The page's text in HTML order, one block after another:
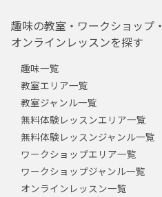
趣味の教室・ワークショップ・
オンラインレッスンを探す
趣味一覧
教室エリア一覧
教室ジャンル一覧
無料体験レッスンエリア一覧
無料体験レッスンジャンル一覧
ワークショップエリア一覧
ワークショップジャンル一覧
オンラインレッスン一覧